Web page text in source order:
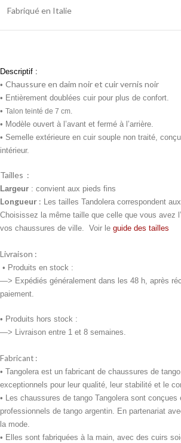
Fabriqué en Italie
Descriptif :
• Chaussure en daim noir et cuir vernis noir
• Entièrement doublées cuir pour plus de confort.
• Talon teinté de 7 cm.
• Modèle ouvert à l’avant et fermé à l’arrière.
• Semelle extérieure en cuir souple non traité,
intérieur.
Tailles :
Largeur : convient aux pieds fins
Longueur : Les tailles Tandolera correspondent
Choisissez la même taille que celle que vous avez
vos chaussures de ville. Voir le guide des tailles
Livraison :
• Produits en stock :
—> Expédiés généralement dans les 48 h, après
paiement.
• Produits hors stock :
—> Livraison entre 1 et 8 semaines.
Fabricant :
• Tangolera est un fabricant de chaussures de
exceptionnels pour leur qualité, leur stabilité et le
• Les chaussures de tango Tangolera sont conçues
professionnels de tango argentin. En partenariat
la mode.
• Elles sont fabriquées à la main, avec des cuirs